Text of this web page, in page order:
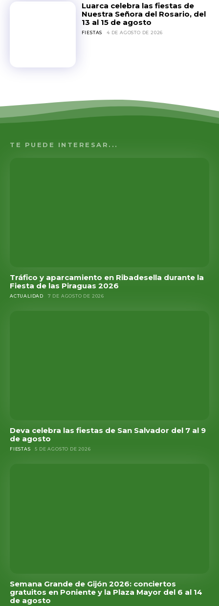
Luarca celebra las fiestas de
Nuestra Señora del Rosario, del
13 al 15 de agosto
FIESTAS 4 DE AGOSTO DE 2026
TE PUEDE INTERESAR...
Tráfico y aparcamiento en Ribadesella durante la
Fiesta de las Piraguas 2026
ACTUALIDAD 7 DE AGOSTO DE 2026
Deva celebra las fiestas de San Salvador del 7 al 9
de agosto
FIESTAS 5 DE AGOSTO DE 2026
Semana Grande de Gijón 2026: conciertos
gratuitos en Poniente y la Plaza Mayor del 6 al 14
de agosto